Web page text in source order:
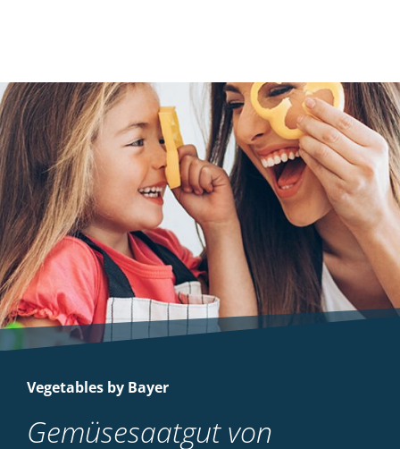
Vegetables by Bayer
Gemüsesaatgut von